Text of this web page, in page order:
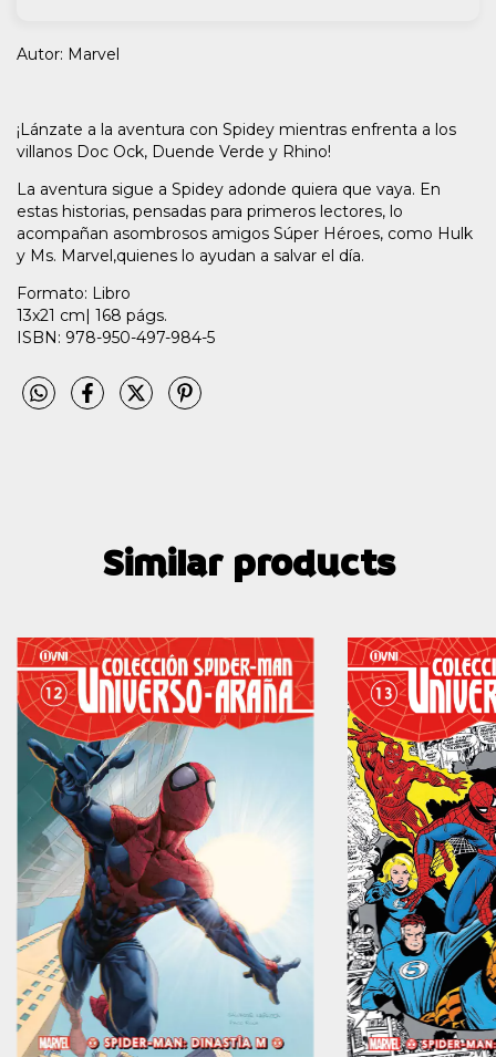
Autor: Marvel
¡Lánzate a la aventura con Spidey mientras enfrenta a los
villanos Doc Ock, Duende Verde y Rhino!
La aventura sigue a Spidey adonde quiera que vaya. En
estas historias, pensadas para primeros lectores, lo
acompañan asombrosos amigos Súper Héroes, como Hulk
y Ms. Marvel,quienes lo ayudan a salvar el día.
Formato: Libro
13x21 cm| 168 págs.
ISBN: 978-950-497-984-5
Similar products